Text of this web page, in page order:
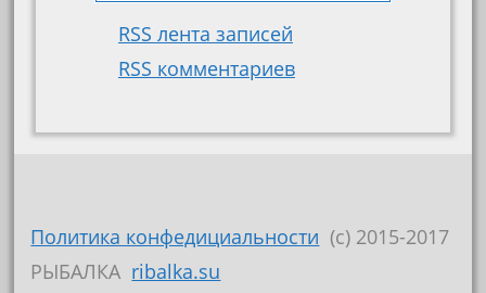
RSS лента записей
RSS комментариев
Политика конфедициальности (c) 2015-2017
РЫБАЛКА ribalka.su